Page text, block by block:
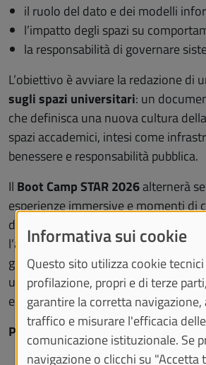
il ruolo del dato e dei modelli
l’impatto degli spazi su
la responsabilità di governare
L’obiettivo è avviare la redazione di
sugli spazi universitari: un
che definisca una nuova cultura
spazi accademici, intesi come
benessere e responsabilità pubblica.
Il Boot Camp STAR 2026alternerà
esperienze immersive e momenti di
dirigenti tecnici, studiosi e
l’ambizione di costruire una nuova
governance dell’importante
universitario italiano, in uso per le
e non solo, oltre che degli interventi
Programma:
Informativa sui cookie
Questo sito utilizza cookie
profilazione, propri e di terze
garantire la corretta navigazione,
traffico e misurare l'efficacia
comunicazione istituzionale. Se
navigazione o clicchi su "Accetta